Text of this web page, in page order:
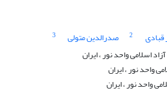
قبادی 2 صدرالدین متولی
3
اسلامی واحد نور ، ایران
واحد نور ، ایران
واحد نور ، ایران